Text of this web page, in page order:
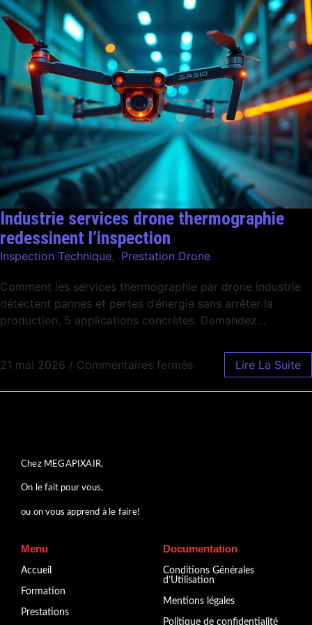
Industrie services drone thermographie
redessinent l’inspection
Inspection Technique, Prestation Drone
Comment les services thermographie par drone industrie
détectent pannes et pertes d’énergie sans arrêter la
production. 5 applications concrètes. Demandez…
21 mai 2026 / Commentaires fermés Lire La Suite
Chez MEGAPIXAIR,
On le fait pour vous,
ou on vous apprend à le faire!
Menu
Accueil
Formation
Prestations
Documentation
Conditions Générales
d’Utilisation
Mentions légales
Politique de confidentialité